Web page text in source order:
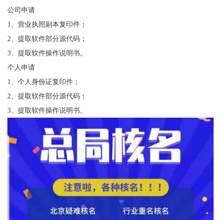
公司申请
1、营业执照副本复印件；
2、提取软件部分源代码；
3、提取软件操作说明书。
个人申请
1、个人身份证复印件；
2、提取软件部分源代码；
3、提取软件操作说明书。